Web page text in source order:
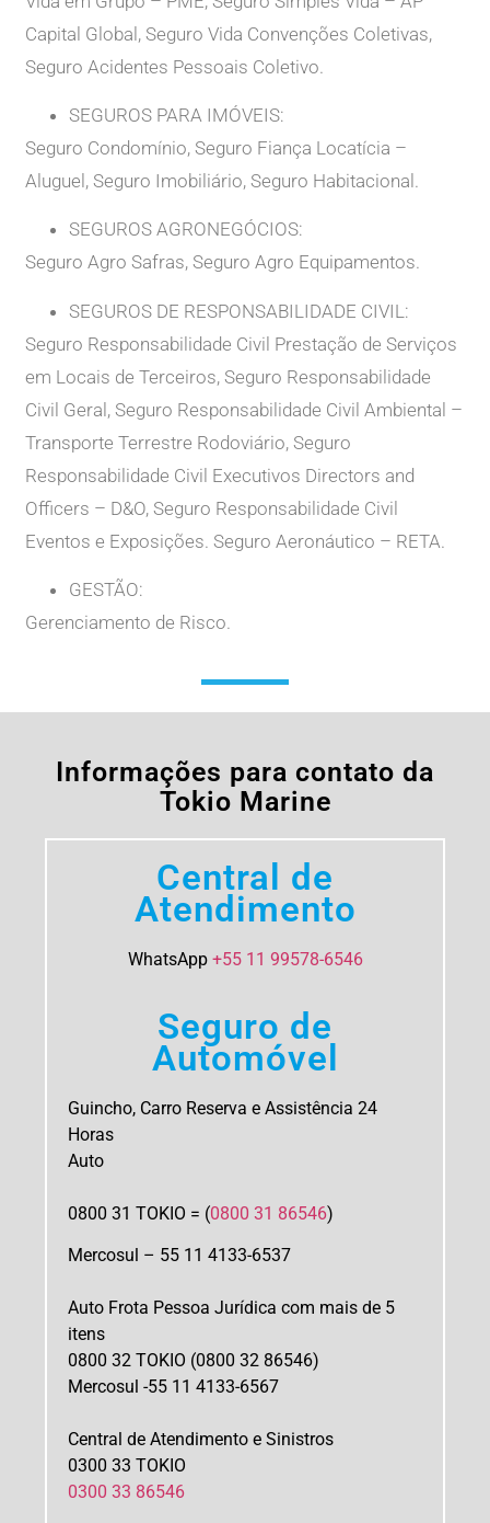
Capital Global, Seguro Vida Convenções Coletivas,
Seguro Acidentes Pessoais Coletivo.
SEGUROS PARA IMÓVEIS:
Seguro Condomínio, Seguro Fiança Locatícia –
Aluguel, Seguro Imobiliário, Seguro Habitacional.
SEGUROS AGRONEGÓCIOS:
Seguro Agro Safras, Seguro Agro Equipamentos.
SEGUROS DE RESPONSABILIDADE CIVIL:
Seguro Responsabilidade Civil Prestação de Serviços
em Locais de Terceiros, Seguro Responsabilidade
Civil Geral, Seguro Responsabilidade Civil Ambiental –
Transporte Terrestre Rodoviário, Seguro
Responsabilidade Civil Executivos Directors and
Officers – D&O, Seguro Responsabilidade Civil
Eventos e Exposições. Seguro Aeronáutico – RETA.
GESTÃO:
Gerenciamento de Risco.
Informações para contato da
Tokio Marine
Central de
Atendimento
​WhatsApp +55 11 99578-6546
Seguro de
Automóvel
Guincho, Carro Reserva e Assistência 24
Horas
​Auto
0800 31 TOKIO = (0800 31 86546)
Mercosul – 55 11 4133-6537
Auto Frota Pessoa Jurídica com mais de 5
itens
0800 32 TOKIO (0800 32 86546)
Mercosul -55 11 4133-6567
​Central de Atendimento e Sinistros
0300 33 TOKIO
0300 33 86546